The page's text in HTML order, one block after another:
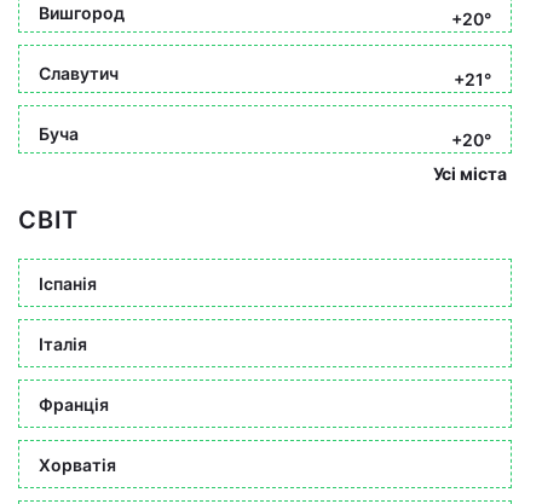
Вишгород +20°
Славутич +21°
Буча
+20°
Усі міста
СВІТ
Іспанія
Італія
Франція
Хорватія